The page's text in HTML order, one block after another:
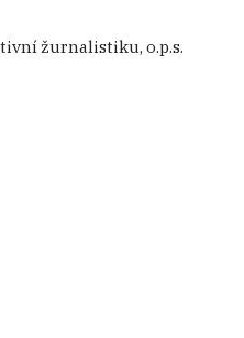
žurnalistiku, o.p.s.